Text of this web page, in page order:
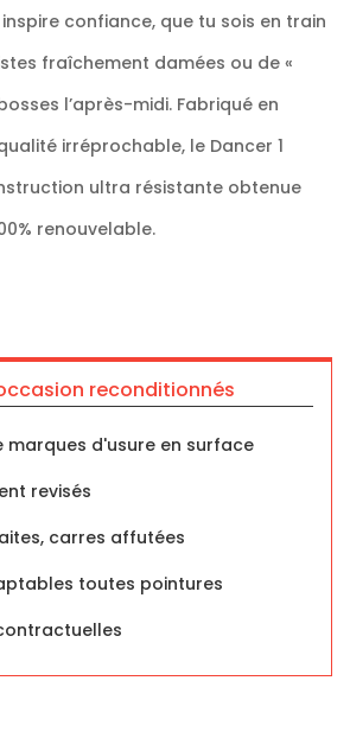
confiance, que tu sois en train
fraîchement damées ou de «
l’après-midi. Fabriqué en
irréprochable, le Dancer 1
ultra résistante obtenue
renouvelable.
reconditionnés
marques d'usure en surface
revisés
carres affutées
toutes pointures